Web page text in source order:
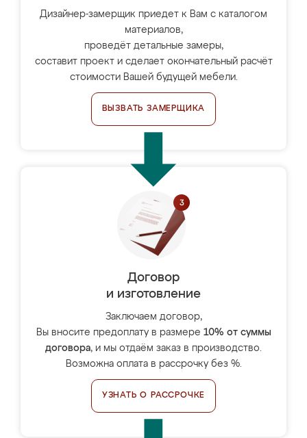
Дизайнер-замерщик приедет к Вам с каталогом
материалов,
проведёт детальные замеры,
составит проект и сделает окончательный расчёт
стоимости Вашей будущей мебели.
ВЫЗВАТЬ ЗАМЕРЩИКА
Договор
и изготовление
Заключаем договор,
Вы вносите предоплату в размере 10% от суммы
договора, и мы отдаём заказ в производство.
Возможна оплата в рассрочку без %.
УЗНАТЬ О РАССРОЧКЕ